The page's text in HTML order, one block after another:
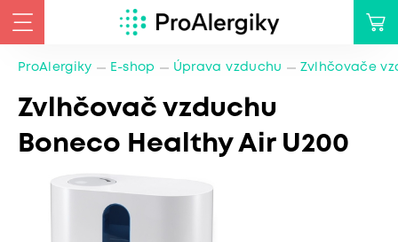
ProAlergiky E-shop Úprava vzduchu Zvlhčovače
Zvlhčovač vzduchu
Boneco Healthy Air U200